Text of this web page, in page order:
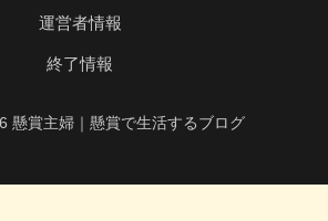
運営者情報
終了情報
懸賞主婦｜懸賞で生活するブログ